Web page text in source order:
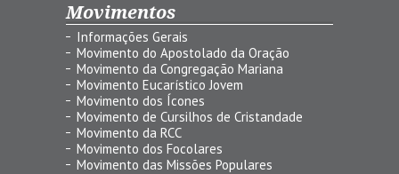
Movimentos
Informações Gerais
Movimento do Apostolado da Oração
Movimento da Congregação Mariana
Movimento Eucarístico Jovem
Movimento dos Ícones
Movimento de Cursilhos de Cristandade
Movimento da RCC
Movimento dos Focolares
Movimento das Missões Populares